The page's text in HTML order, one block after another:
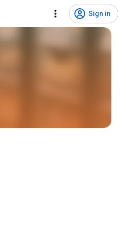
Sign in